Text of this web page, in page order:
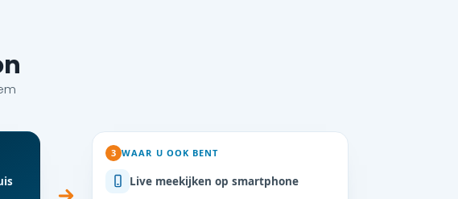
3 WAAR U OOK BENT
Live meekijken op smartphone